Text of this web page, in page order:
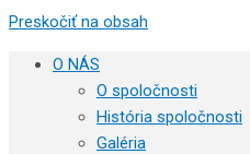
Preskočiť na obsah
O NÁS
O spoločnosti
História spoločnosti
Galéria